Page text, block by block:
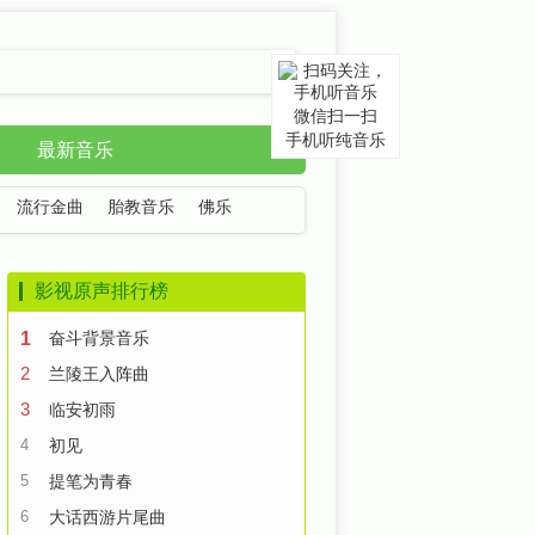
最新音乐
流行金曲 胎教音乐 佛乐
影视原声排行榜
1 奋斗背景音乐
2 兰陵王入阵曲
3 临安初雨
4 初见
5 提笔为青春
6 大话西游片尾曲
微信扫一扫
手机听纯音乐